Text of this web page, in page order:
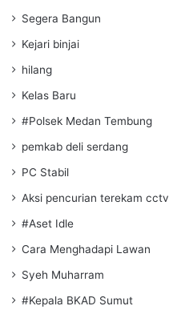
Segera Bangun
Kejari binjai
hilang
Kelas Baru
#Polsek Medan Tembung
pemkab deli serdang
PC Stabil
Aksi pencurian terekam cctv
#Aset Idle
Cara Menghadapi Lawan
Syeh Muharram
#Kepala BKAD Sumut